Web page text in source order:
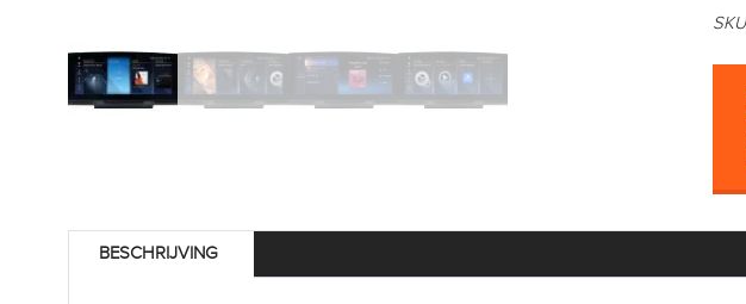
BESCHRIJVING